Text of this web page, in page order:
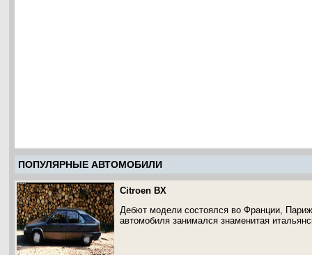
ПОПУЛЯРНЫЕ АВТОМОБИЛИ
Citroen BX
Дебют модели состоялся во Франции,
автомобиля занимался знаменитая